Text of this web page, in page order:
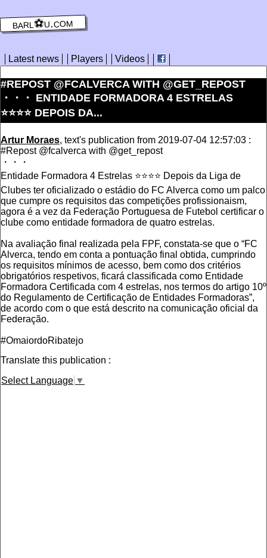
barl⚽️u.com
Latest news Players Videos
#REPOST @FCALVERCA WITH @GET_REPOST
・・・ ENTIDADE FORMADORA 4 ESTRELAS
⭐️⭐️⭐️⭐️ DEPOIS DA...
Artur Moraes, text's publication from 2019-07-04 12:57:03 :
#Repost @fcalverca with @get_repost
・・・
Entidade Formadora 4 Estrelas ⭐️⭐️⭐️⭐️ Depois da Liga de
Clubes ter oficializado o estádio do FC Alverca como um palco
que cumpre os requisitos das competições profissionaism,
agora é a vez da Federação Portuguesa de Futebol certificar o
clube como entidade formadora de quatro estrelas.
Na avaliação final realizada pela FPF, constata-se que o “FC
Alverca, tendo em conta a pontuação final obtida, cumprindo
os requisitos mínimos de acesso, bem como dos critérios
obrigatórios respetivos, ficará classificada como Entidade
Formadora Certificada com 4 estrelas, nos termos do artigo 10º
do Regulamento de Certificação de Entidades Formadoras”,
de acordo com o que está descrito na comunicação oficial da
Federação.
#OmaiordoRibatejo
Translate this publication :
Select Language ▼